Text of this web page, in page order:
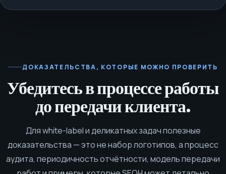
ДОКАЗАТЕЛЬСТВА, КОТОРЫЕ МОЖНО ПРОВЕРИТЬ
Убедитесь в процессе работы
до передачи клиента.
Для white-label и деликатных задач полезные
доказательства — это не набор логотипов, а процесс
аудита, периодичность отчётности, модель передачи